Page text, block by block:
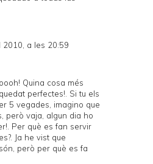
2010, a les 20:59
Quina cosa més
perfectes!. Si tu els
5 vegades, imagino que
però vaja, algun dia ho
Per què es fan servir
Ja he vist que
però per què es fa